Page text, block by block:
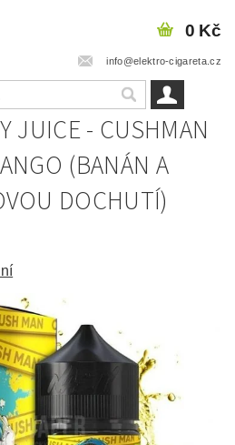
info@elektro-cigareta.cz
0 Kč
JUICE - CUSHMAN
(BANÁN A
DOCHUTÍ)